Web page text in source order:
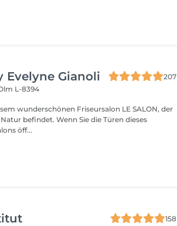
Evelyne Gianoli
207
L-8394
wunderschönen Friseursalon LE SALON, der
Wenn Sie die Türen dieses
öff...
158